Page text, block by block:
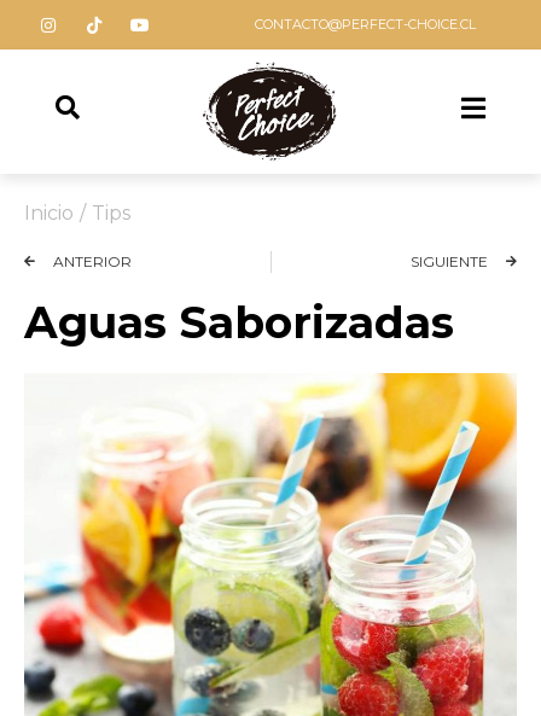
CONTACTO@PERFECT-CHOICE.CL
Inicio / Tips
ANTERIOR SIGUIENTE
Aguas Saborizadas